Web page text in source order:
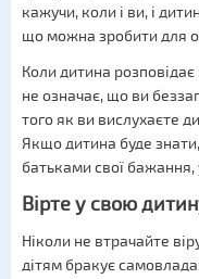
кажучи, коли і ви, і
що можна зробити для
Коли дитина розповідає
не означає, що ви
того як ви вислухаєте
Якщо дитина буде
батьками свої бажання,
Вірте у свою
Ніколи не втрачайте
дітям бракує